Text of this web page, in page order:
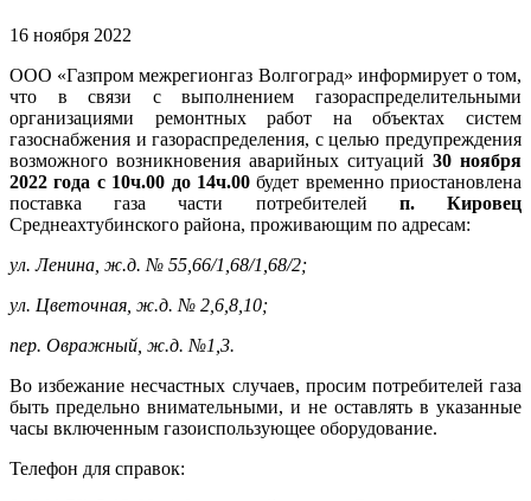
16 ноября 2022
ООО «Газпром межрегионгаз Волгоград» информирует о том,
что в связи с выполнением газораспределительными
организациями ремонтных работ на объектах систем
газоснабжения и газораспределения, с целью предупреждения
возможного возникновения аварийных ситуаций 30 ноября
2022 года с 10ч.00 до 14ч.00будет временно приостановлена
поставка газа части потребителей п. Кировец
Среднеахтубинского района, проживающим по адресам:
ул. Ленина, ж.д. № 55,66/1,68/1,68/2;
ул. Цветочная, ж.д. № 2,6,8,10;
пер. Овражный, ж.д. №1,3.
Во избежание несчастных случаев, просим потребителей газа
быть предельно внимательными, и не оставлять в указанные
часы включенным газоиспользующее оборудование.
Телефон для справок: